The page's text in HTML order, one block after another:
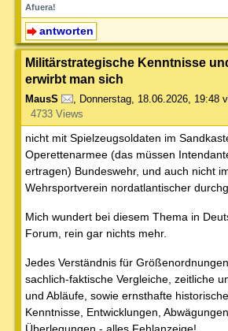
Afuera!
antworten
Militärstrategische Kenntnisse
erwirbt man sich
MausS , Donnerstag, 18.06.2026, 19:48
4733 Views
nicht mit Spielzeugsoldaten im
Operettenarmee (das müssen
ertragen) Bundeswehr, und auch nicht
Wehrsportverein nordatlantischer
Mich wundert bei diesem Thema in
Forum, rein gar nichts mehr.
Jedes Verständnis für
sachlich-faktische Vergleiche, zeitliche
und Abläufe, sowie ernsthafte
Kenntnisse, Entwicklungen,